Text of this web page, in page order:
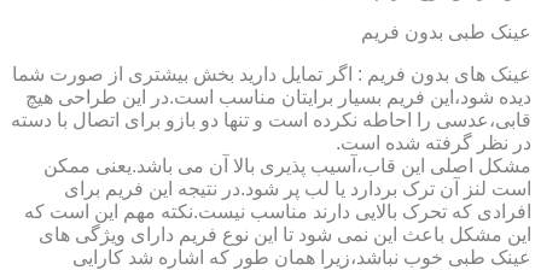
عینک طبی بدون فریم
عینک های بدون فریم : اگر تمایل دارید بخش بیشتری از صورت شما
دیده شود،این فریم بسیار برایتان مناسب است.در این طراحی هیچ
قابی،عدسی را احاطه نکرده است و تنها دو بازو برای اتصال با دسته
در نظر گرفته شده است.
مشکل اصلی این قاب،آسیب پذیری بالا آن می باشد.یعنی ممکن
است لنز آن ترک بردارد یا لب پر شود.در نتیجه این فریم برای
افرادی که تحرک بالایی دارند مناسب نیست.نکته مهم این است که
این مشکل باعث این نمی شود تا این نوع فریم دارای ویژگی های
عینک طبی خوب نباشد،زیرا همان طور که اشاره شد کارایی